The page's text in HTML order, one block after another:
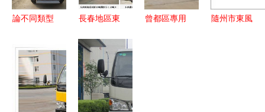
務
論不同類型
價格及配置
對比
長春地區東
車購買指南
與專用汽車
銷售渠道詳
解
曾都區專用
隨州市東風